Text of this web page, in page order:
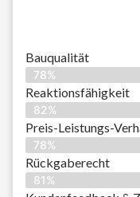
Bauqualität
78%
Reaktionsfähigkeit
82%
Preis-Leistungs-
78%
Rückgaberecht
81%